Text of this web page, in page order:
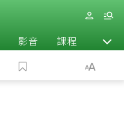
影音 課程 退休